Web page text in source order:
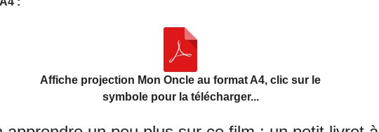
Affiche projection Mon Oncle au format A4, clic sur le
symbole pour la télécharger...